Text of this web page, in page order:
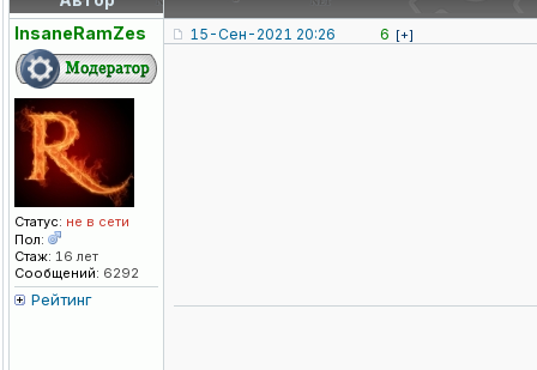
InsaneRamZes
Статус: не в сети
Пол:
Стаж: 16 лет
Сообщений: 6292
Рейтинг
15-Сен-2021 20:26 6 [+]